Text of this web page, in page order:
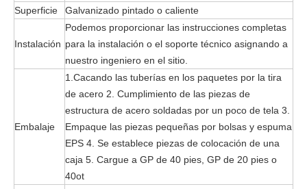
Superficie
Galvanizado pintado o caliente
Instalación
Podemos proporcionar las instrucciones completas
para la instalación o el soporte técnico asignando a
nuestro ingeniero en el sitio.
Embalaje
1.Cacando las tuberías en los paquetes por la tira
de acero 2. Cumplimiento de las piezas de
estructura de acero soldadas por un poco de tela 3.
Empaque las piezas pequeñas por bolsas y espuma
EPS 4. Se establece piezas de colocación de una
caja 5. Cargue a GP de 40 pies, GP de 20 pies o
40ot